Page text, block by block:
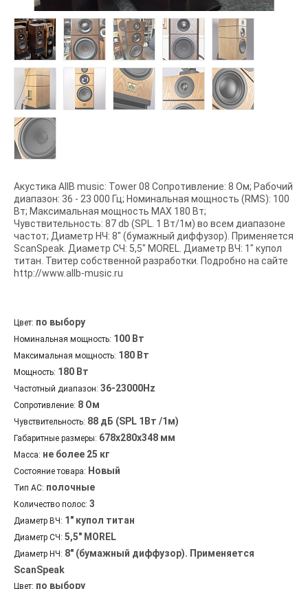
Акустика AllB music: Tower 08 Сопротивление: 8 Ом; Рабочий
диапазон: 36 - 23 000 Гц; Номинальная мощность (RMS): 100
Вт; Максимальная мощность MAX 180 Вт;
Чувствительность: 87 db (SPL. 1 Вт/1м) во всем диапазоне
частот; Диаметр НЧ: 8" (бумажный диффузор). Применяется
ScanSpeak. Диаметр СЧ: 5,5" MOREL. Диаметр ВЧ: 1" купол
титан. Твитер собственной разработки. Подробно на сайте
http://www.allb-music.ru
Цвет: по выбору
Номинальная мощность: 100 Вт
Максимальная мощность: 180 Вт
Мощность: 180 Вт
Частотный диапазон: 36-23000Hz
Сопротивление: 8 Ом
Чувствительность: 88 дБ (SPL 1Вт /1м)
Габаритные размеры: 678х280х348 мм
Масса: не более 25 кг
Состояние товара: Новый
Тип АС: полочные
Количество полос: 3
Диаметр ВЧ: 1" купол титан
Диаметр СЧ: 5,5" MOREL
Диаметр НЧ: 8" (бумажный диффузор). Применяется
ScanSpeak
Цвет: по выбору